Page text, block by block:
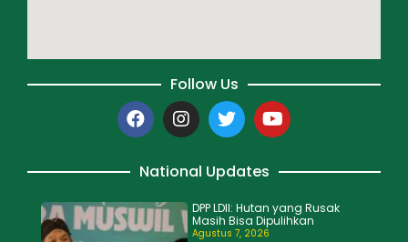
Follow Us
National Updates
DPP LDII: Hutan yang Rusak
Masih Bisa Dipulihkan
Agustus 7, 2026